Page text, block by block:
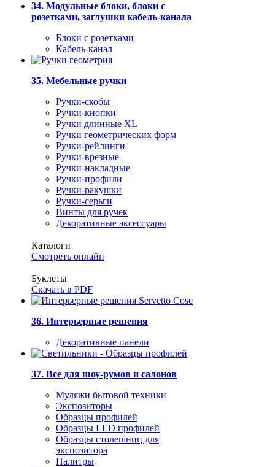
34. Модульные блоки, блоки с
розетками, заглушки кабель-канала
Блоки с розетками
Кабель-канал
35. Мебельные ручки
Ручки-скобы
Ручки-кнопки
Ручки длинные XL
Ручки геометрических форм
Ручки-рейлинги
Ручки-врезные
Ручки-накладные
Ручки-профили
Ручки-ракушки
Ручки-серьги
Винты для ручек
Декоративные аксессуары
Каталоги
Смотреть онлайн
Буклеты
Скачать в PDF
36. Интерьерные решения
Декоративные панели
37. Все для шоу-румов и салонов
Муляжи бытовой техники
Экспозиторы
Образцы профилей
Образцы LED профилей
Образцы столешниц для
экспозитора
Палитры